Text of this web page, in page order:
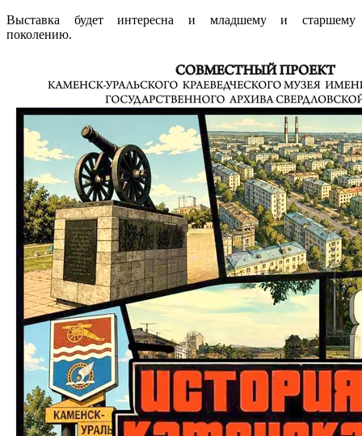
Выставка будет интересна и младшему и старшему
поколению.